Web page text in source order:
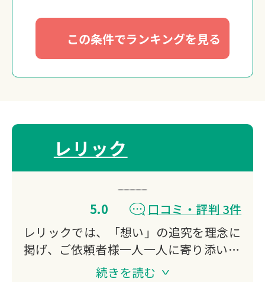
この条件でランキングを見る
レリック
5.0
口コミ・評判 3件
レリックでは、「想い」の追究を理念に
掲げ、ご依頼者様一人一人に寄り添い、
最善のご提案と丁寧な家財整理をお約束
続きを読む